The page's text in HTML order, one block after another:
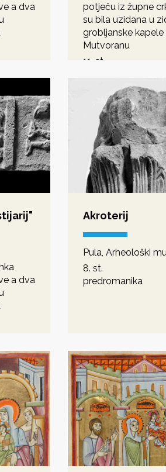
a dva
potječu iz župne
su bila uzidana u
grobljanske kapele
Mutvoranu
11. st.
a dva
Akroterij
Pula, Arheološki
8. st.
predromanika